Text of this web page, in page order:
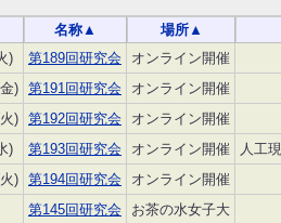
名称 ▲ 場所▲
)
第189回研究会
オンライン開催
) 第191回研究会
オンライン開催
) 第192回研究会
オンライン開催
)
第193回研究会 オンライン開催
人工
) 第194回研究会
オンライン開催
第145回研究会
お茶の水女子大